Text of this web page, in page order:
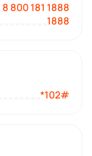
8 800 181 1888
1888
*102#